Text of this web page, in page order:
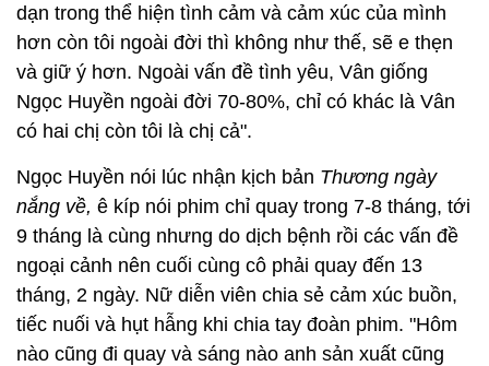
dạn trong thể hiện tình cảm và cảm xúc của mình
hơn còn tôi ngoài đời thì không như thế, sẽ e thẹn
và giữ ý hơn. Ngoài vấn đề tình yêu, Vân giống
Ngọc Huyền ngoài đời 70-80%, chỉ có khác là Vân
có hai chị còn tôi là chị cả".
Ngọc Huyền nói lúc nhận kịch bản Thương ngày
nắng về, ê kíp nói phim chỉ quay trong 7-8 tháng, tới
9 tháng là cùng nhưng do dịch bệnh rồi các vấn đề
ngoại cảnh nên cuối cùng cô phải quay đến 13
tháng, 2 ngày. Nữ diễn viên chia sẻ cảm xúc buồn,
tiếc nuối và hụt hẫng khi chia tay đoàn phim. "Hôm
nào cũng đi quay và sáng nào anh sản xuất cũng